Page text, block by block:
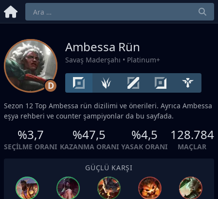
D
Ambessa Rün
Savaş Maderşahı • Platinum+
Sezon 12 Top Ambessa rün dizilimi ve önerileri. Ayrıca Ambessa
eşya rehberi ve counter şampiyonlar da bu sayfada.
%3,7
SEÇILME ORANI
%47,5
KAZANMA ORANI
%4,5
YASAK ORANI
128.784
MAÇLAR
GÜÇLÜ KARŞI